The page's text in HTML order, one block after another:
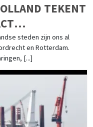
TEKENT
steden zijn ons al
en Rotterdam.
[...]